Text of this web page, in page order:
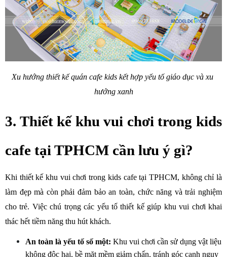
Xu hướng thiết kế quán cafe kids kết hợp yếu tố giáo dục và xu
hướng xanh
3. Thiết kế khu vui chơi trong kids
cafe tại TPHCM cần lưu ý gì?
Khi thiết kế khu vui chơi trong kids cafe tại TPHCM, không chỉ là
làm đẹp mà còn phải đảm bảo an toàn, chức năng và trải nghiệm
cho trẻ. Việc chú trọng các yếu tố thiết kế giúp khu vui chơi khai
thác hết tiềm năng thu hút khách.
An toàn là yếu tố số một: Khu vui chơi cần sử dụng vật liệu
không độc hại, bề mặt mềm giảm chấn, tránh góc cạnh nguy